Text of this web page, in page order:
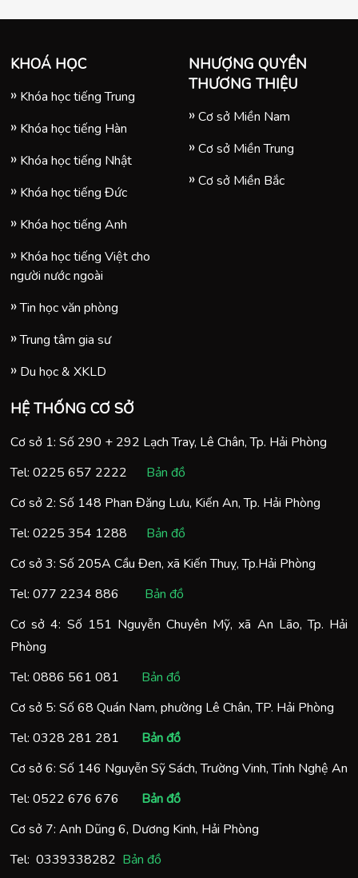
KHOÁ HỌC
Khóa học tiếng Trung
Khóa học tiếng Hàn
Khóa học tiếng Nhật
Khóa học tiếng Đức
Khóa học tiếng Anh
Khóa học tiếng Việt cho
người nước ngoài
Tin học văn phòng
Trung tâm gia sư
Du học & XKLD
NHƯỢNG QUYỀN
THƯƠNG THIỆU
Cơ sở Miền Nam
Cơ sở Miền Trung
Cơ sở Miền Bắc
HỆ THỐNG CƠ SỞ
Cơ sở 1: Số 290 + 292 Lạch Tray, Lê Chân, Tp. Hải Phòng
Tel: 0225 657 2222
Bản đồ
Cơ sở 2: Số 148 Phan Đăng Lưu, Kiến An, Tp. Hải Phòng
Tel: 0225 354 1288
Bản đồ
Cơ sở 3: Số 205A Cầu Đen, xã Kiến Thuỵ, Tp.Hải Phòng
Tel: 077 2234 886
Bản đồ
Cơ sở 4: Số 151 Nguyễn Chuyên Mỹ, xã An Lão, Tp. Hải
Phòng
Tel: 0886 561 081
Bản đồ
Cơ sở 5: Số 68 Quán Nam, phường Lê Chân, TP. Hải Phòng
Tel: 0328 281 281
Bản đồ
Cơ sở 6: Số 146 Nguyễn Sỹ Sách, Trường Vinh, Tỉnh Nghệ An
Tel: 0522 676 676
Bản đồ
Cơ sở 7: Anh Dũng 6, Dương Kinh, Hải Phòng
Tel: 0339338282 Bản đồ